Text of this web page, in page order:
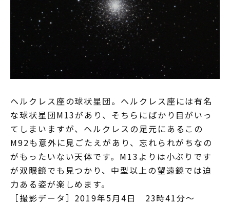
ヘルクレス座の球状星団。ヘルクレス座には有名
な球状星団M13があり、そちらにばかり目がいっ
てしまいますが、ヘルクレスの足元にあるこの
M92も意外に見ごたえがあり、忘れられがちなの
がもったいない天体です。M13よりは小ぶりです
が双眼鏡でも見つかり、中型以上の望遠鏡では迫
力ある姿が楽しめます。
［撮影データ］2019年5月4日 23時41分～